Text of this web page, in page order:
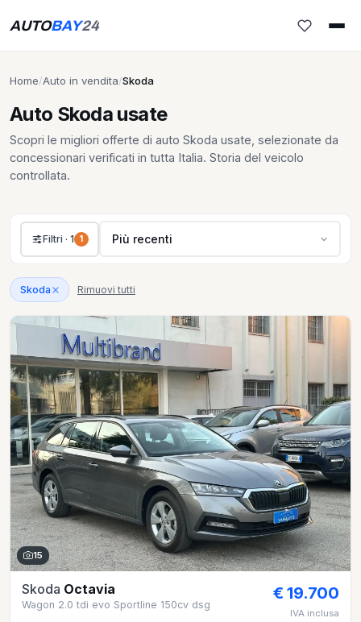
AUTOBAY24
Home/Auto in vendita/Skoda
Auto Skoda usate
Scopri le migliori offerte di auto Skoda usate, selezionate da
concessionari verificati in tutta Italia. Storia del veicolo
controllata.
Filtri · 1 1 Più recenti
Skoda Rimuovi tutti
15
Skoda Octavia
Wagon 2.0 tdi evo Sportline 150cv dsg
€ 19.700
IVA inclusa